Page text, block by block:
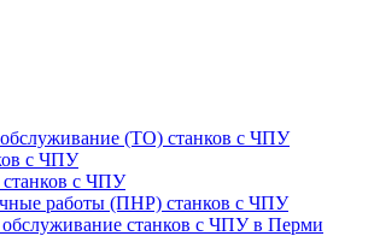
обслуживание (ТО) станков с ЧПУ
с ЧПУ
станков с ЧПУ
работы (ПНР) станков с ЧПУ
обслуживание станков с ЧПУ в Перми